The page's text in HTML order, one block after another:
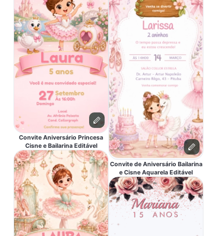
Convite Aniversário Princesa
Cisne e Bailarina Editável
Convite de Aniversário Bailarina
e Cisne Aquarela Editável